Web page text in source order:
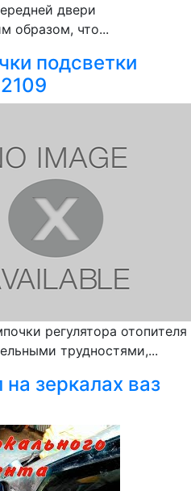
двери
образом, что...
подсветки
регулятора отопителя
трудностями,...
зеркалах ваз